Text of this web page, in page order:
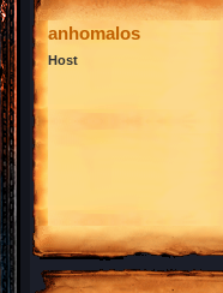
anhomalos
Host